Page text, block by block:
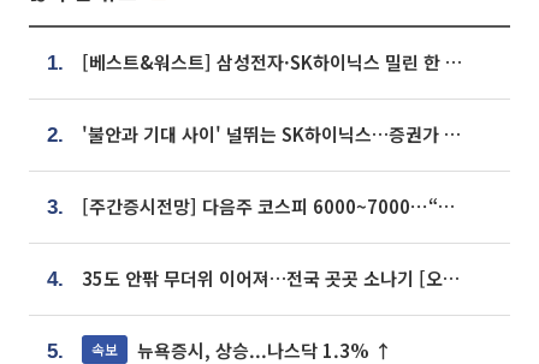
1. [베스트&워스트] 삼성전자·SK하이닉스 밀린 한 주…상상인증권은 85% 급등
2. '불안과 기대 사이' 널뛰는 SK하이닉스…증권가 "HBM4·LTA 기반 펀터멘털 견고"
3. [주간증시전망] 다음주 코스피 6000~7000⋯“外人 수급은 정책이 변수”
4. 35도 안팎 무더위 이어져…전국 곳곳 소나기 [오늘 날씨]
5. 속보 뉴욕증시, 상승...나스닥 1.3% ↑